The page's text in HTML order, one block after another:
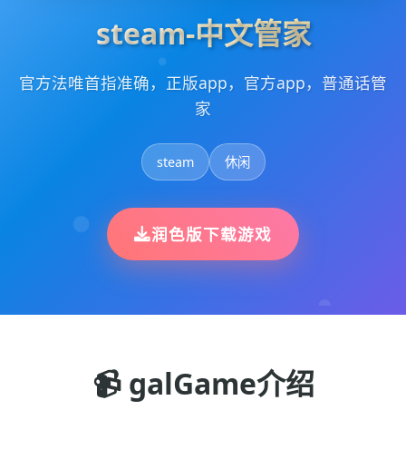
steam-中文管家
官方法唯首指准确，正版app，官方app，普通话管
家
steam 休闲
润色版下载游戏
📹 galGame介绍